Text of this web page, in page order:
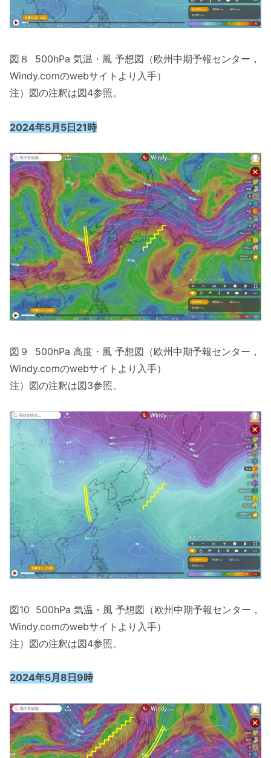
図８ 500hPa 気温・風 予想図（欧州中期予報センター，
Windy.comのwebサイトより入手）
注）図の注釈は図4参照。
2024年5月5日21時
図９ 500hPa 高度・風 予想図（欧州中期予報センター，
Windy.comのwebサイトより入手）
注）図の注釈は図3参照。
図10 500hPa 気温・風 予想図（欧州中期予報センター，
Windy.comのwebサイトより入手）
注）図の注釈は図4参照。
2024年5月8日9時